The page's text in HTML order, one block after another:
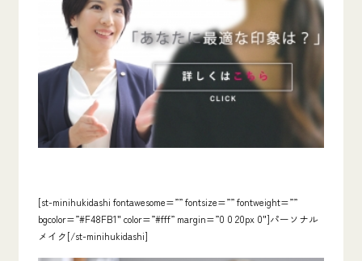
[st-minihukidashi fontawesome=”” fontsize=”” fontweight=””
bgcolor=”#F48FB1″ color=”#fff” margin=”0 0 20px 0″]パーソナル
メイク[/st-minihukidashi]